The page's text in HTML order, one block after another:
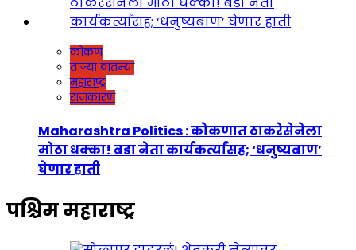
कोकण
ताज्या बातम्या
महाराष्ट्र
राजकारण
Maharashtra Politics : कोकणात ठाकरेसेनेला
मोठा धक्का! बडा नेता कार्यकर्त्यांसह; ‘धनुष्यबाण’
घेणार हाती
पश्चिम महाराष्ट्र